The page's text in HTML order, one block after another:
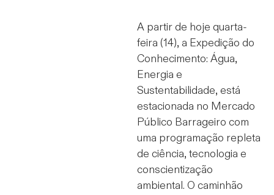
A partir de hoje quarta-
feira (14), a Expedição do
Conhecimento: Água,
Energia e
Sustentabilidade, está
estacionada no Mercado
Público Barrageiro com
uma programação repleta
de ciência, tecnologia e
conscientização
ambiental. O caminhão